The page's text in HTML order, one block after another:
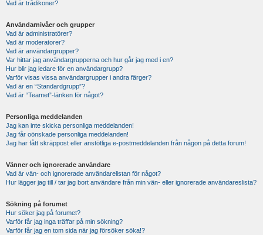
Vad är trådikoner?
Användarnivåer och grupper
Vad är administratörer?
Vad är moderatorer?
Vad är användargrupper?
Var hittar jag användargrupperna och hur går jag med i en?
Hur blir jag ledare för en användargrupp?
Varför visas vissa användargrupper i andra färger?
Vad är en “Standardgrupp”?
Vad är “Teamet”-länken för något?
Personliga meddelanden
Jag kan inte skicka personliga meddelanden!
Jag får oönskade personliga meddelanden!
Jag har fått skräppost eller anstötliga e-postmeddelanden från någon på detta forum!
Vänner och ignorerade användare
Vad är vän- och ignorerade användarelistan för något?
Hur lägger jag till / tar jag bort användare från min vän- eller ignorerade användareslista?
Sökning på forumet
Hur söker jag på forumet?
Varför får jag inga träffar på min sökning?
Varför får jag en tom sida när jag försöker söka!?